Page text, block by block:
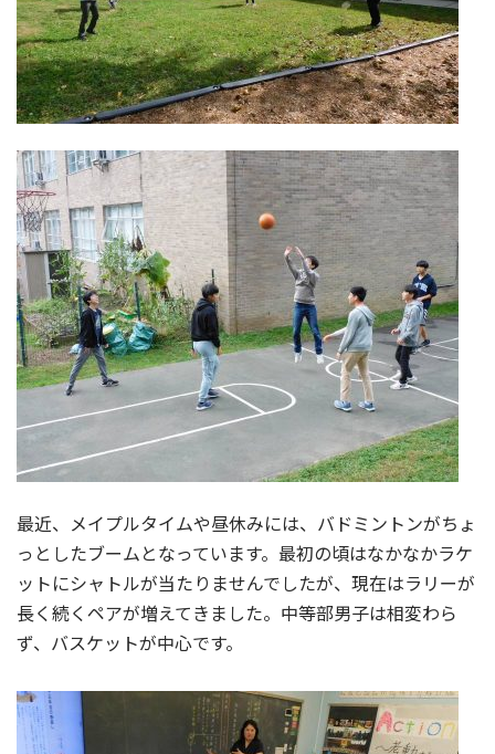
最近、メイプルタイムや昼休みには、バドミントンがちょ
っとしたブームとなっています。最初の頃はなかなかラケ
ットにシャトルが当たりませんでしたが、現在はラリーが
長く続くペアが増えてきました。中等部男子は相変わら
ず、バスケットが中心です。